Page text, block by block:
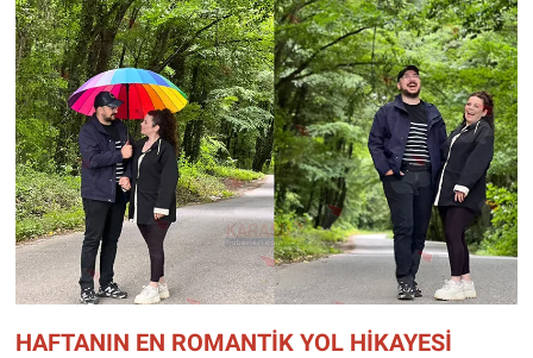
HAFTANIN EN ROMANTİK YOL HİKAYESİ